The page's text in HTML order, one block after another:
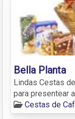
Bella Planta
Lindas Cestas
para presentear
Cestas de